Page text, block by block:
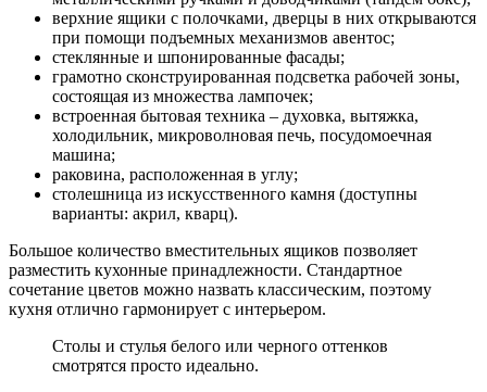
верхние ящики с полочками, дверцы в них открываются
при помощи подъемных механизмов авентос;
стеклянные и шпонированные фасады;
грамотно сконструированная подсветка рабочей зоны,
состоящая из множества лампочек;
встроенная бытовая техника – духовка, вытяжка,
холодильник, микроволновая печь, посудомоечная
машина;
раковина, расположенная в углу;
столешница из искусственного камня (доступны
варианты: акрил, кварц).
Большое количество вместительных ящиков позволяет
разместить кухонные принадлежности. Стандартное
сочетание цветов можно назвать классическим, поэтому
кухня отлично гармонирует с интерьером.
Столы и стулья белого или черного оттенков
смотрятся просто идеально.